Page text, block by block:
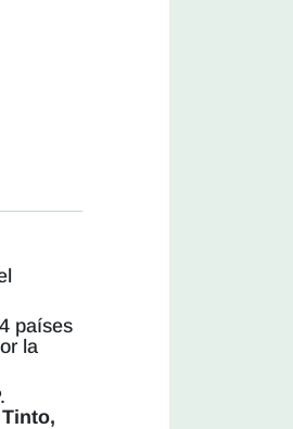
países
la